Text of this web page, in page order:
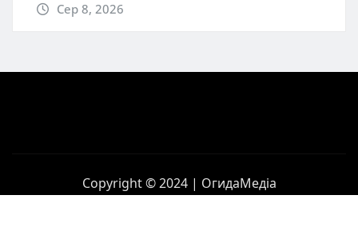
Сер 8, 2026
Copyright © 2024 | ОгидаМедіа